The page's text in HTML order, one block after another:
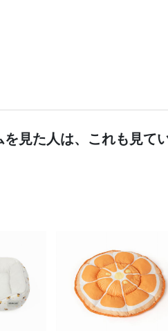
を見た人は、これも見て